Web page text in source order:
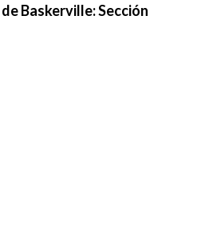
Baskerville: Sección